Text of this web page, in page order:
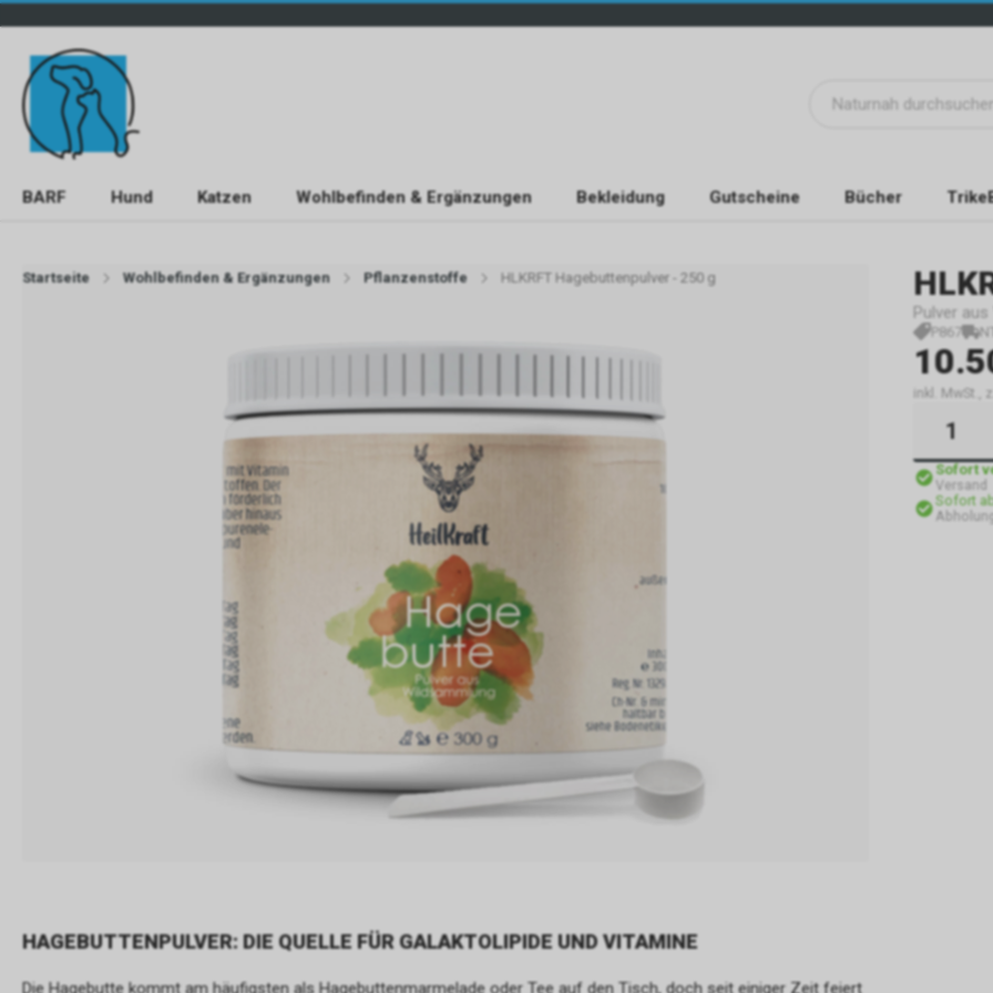
BARF Hund Katzen Wohlbefinden & Ergänzungen Bekleidung Gutscheine Bücher
Startseite Wohlbefinden & Ergänzungen Pflanzenstoffe HLKRFT Hagebuttenpulver - 250 g
Pulver
P867
inkl. MwSt.,
Sofort
Versand
Sofort
HAGEBUTTENPULVER: DIE QUELLE FÜR GALAKTOLIPIDE UND VITAMINE
Die Hagebutte kommt am häufigsten als Hagebuttenmarmelade oder Tee auf den Tisch, doch seit einiger Zeit feiert